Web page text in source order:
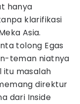
hanya
klarifikasi
Asia.
tolong Egas
teman niatnya
itu masalah
direktur
dari Inside